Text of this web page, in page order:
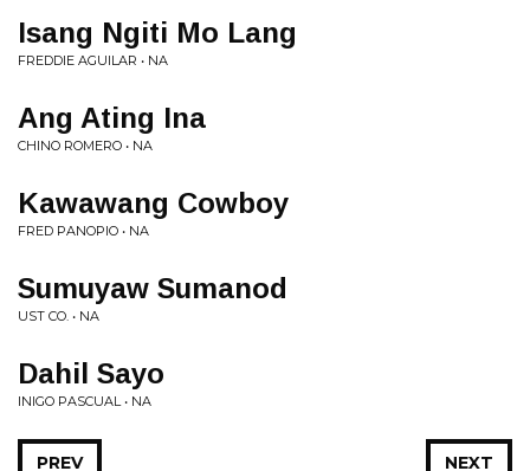
Isang Ngiti Mo Lang
FREDDIE AGUILAR • NA
Ang Ating Ina
CHINO ROMERO • NA
Kawawang Cowboy
FRED PANOPIO • NA
Sumuyaw Sumanod
UST CO. • NA
Dahil Sayo
INIGO PASCUAL • NA
NEXT
PREV